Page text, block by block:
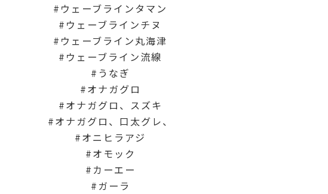
ウェーブラインタマン
ウェーブラインチヌ
ウェーブライン丸海津
ウェーブライン流線
うなぎ
オナガグロ
オナガグロ、スズキ
オナガグロ、口太グレ、
オニヒラアジ
オモック
カーエー
ガーラ